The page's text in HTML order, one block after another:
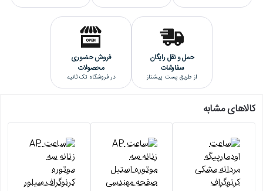
کیفیت هایکپی می باشد.(گرید A+++)
حمل و نقل رایگان
سفارشات
از طریق پست پیشتاز
فروش حضوری
محصولات
در فروشگاه تک ثانیه
کالاهای مشابه